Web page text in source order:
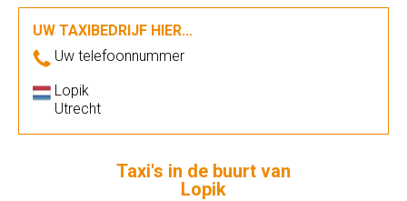
UW TAXIBEDRIJF HIER...
Uw telefoonnummer
Lopik
Utrecht
Taxi's in de buurt van
Lopik